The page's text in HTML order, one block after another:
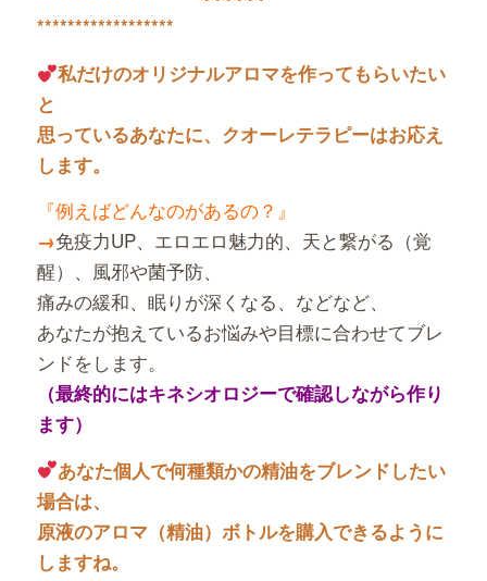
******************
私だけのオリジナルアロマを作ってもらいたい
と
思っているあなたに、クオーレテラピーはお応え
します。
『例えばどんなのがあるの？』
→免疫力UP、エロエロ魅力的、天と繋がる（覚
醒）、風邪や菌予防、
痛みの緩和、眠りが深くなる、などなど、
あなたが抱えているお悩みや目標に合わせてブレ
ンドをします。
（最終的にはキネシオロジーで確認しながら作り
ます）
あなた個人で何種類かの精油をブレンドしたい
場合は、
原液のアロマ（精油）ボトルを購入できるように
しますね。